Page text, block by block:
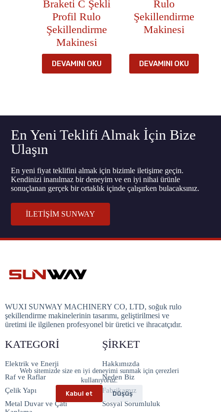
Web sitemizde size en iyi deneyimi sunmak için çerezleri
kullanıyoruz.
Kabul et
Düşüş
Braketi C Şekli
Profil Rulo
Şekillendirme
Makinesi
DEVAMINI OKU
Rulo
Şekillendirme
Makinesi
DEVAMINI OKU
En Yeni Teklifi Almak İçin Bize
Ulaşın
En yeni fiyat teklifini almak için bizimle iletişime geçin.
Kendinizi inanılmaz bir deneyim ve en iyi nihai ürünle
sonuçlanan gerçek bir ortaklık içinde çalışırken bulacaksınız.
İLETİŞİM SUNWAY
WUXI SUNWAY MACHINERY CO, LTD, soğuk rulo
şekillendirme makinelerinin tasarımı, geliştirilmesi ve
üretimi ile ilgilenen profesyonel bir üretici ve ihracatçıdır.
KATEGORI
Elektrik ve Enerji
Raf ve Raflar
Çelik Yapı
Metal Duvar ve Çatı
ŞIRKET
Hakkımızda
Neden Biz
Fabrikamız
Sosyal Sorumluluk